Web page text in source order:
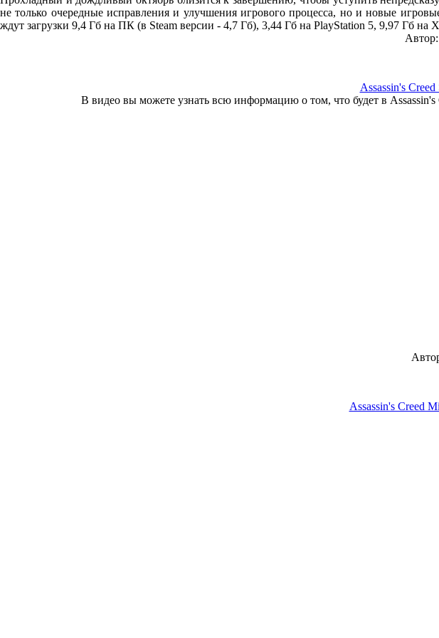
не только очередные исправления и улучшения игрового процесса, но и новые
ждут загрузки 9,4 Гб на ПК (в Steam версии - 4,7 Гб), 3,44 Гб на PlayStation 5, 9,97 Гб на
Автор:
Assassin's
В видео вы можете узнать всю информацию о том, что будет в
Assassin's Creed